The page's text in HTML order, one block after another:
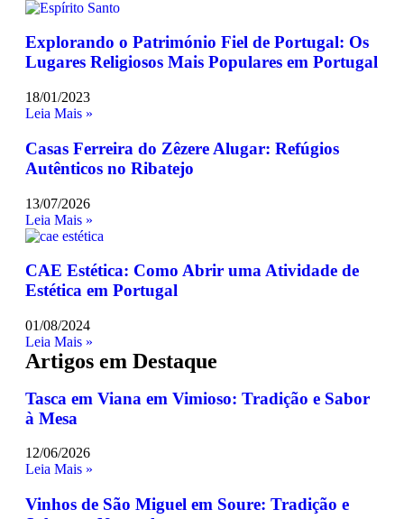
Explorando o Património Fiel de Portugal: Os
Lugares Religiosos Mais Populares em Portugal
18/01/2023
Leia Mais »
Casas Ferreira do Zêzere Alugar: Refúgios
Autênticos no Ribatejo
13/07/2026
Leia Mais »
CAE Estética: Como Abrir uma Atividade de
Estética em Portugal
01/08/2024
Leia Mais »
Artigos em Destaque
Tasca em Viana em Vimioso: Tradição e Sabor
à Mesa
12/06/2026
Leia Mais »
Vinhos de São Miguel em Soure: Tradição e